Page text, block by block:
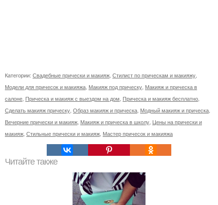
Категории: Свадебные прически и макияж Стилист по прическам и макияжу
Модели для причесок и макияжа Макияж под прическу Макияж и прическа в
салоне Прическа и макияж с выездом на дом Прическа и макияж бесплатно
Сделать макияж прическу Образ макияж и прическа Модный макияж и прическа
Вечерние прически и макияж Макияж и прическа в школу Цены на прически и
макияж Стильные прически и макияж Мастер причесок и макияжа
Читайте также